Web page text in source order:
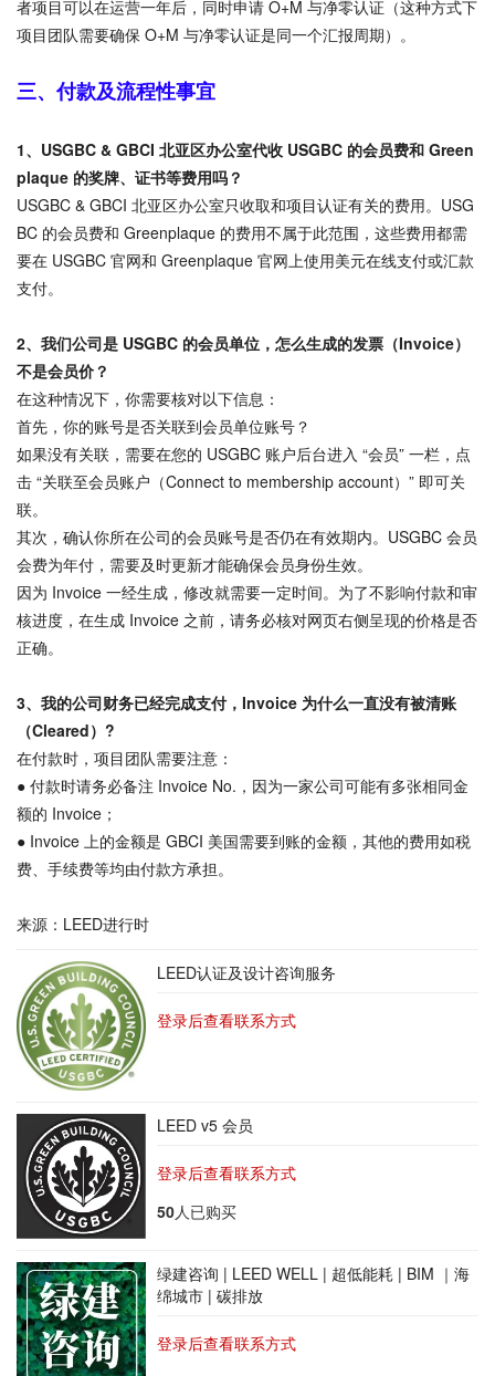
者项目可以在运营一年后，同时申请 O+M 与净零认证（这种方式下
项目团队需要确保 O+M 与净零认证是同一个汇报周期）。
三、付款及流程性事宜
1、 USGBC & GBCI 北亚区办公室代收 USGBC 的会员费和 Green
plaque 的奖牌、证书等费用吗？
USGBC & GBCI 北亚区办公室只收取和项目认证有关的费用。USG
BC 的会员费和 Greenplaque 的费用不属于此范围，这些费用都需
要在 USGBC 官网和 Greenplaque 官网上使用美元在线支付或汇款
支付。
2、 我们公司是 USGBC 的会员单位，怎么生成的发票（Invoice）
不是会员价？
在这种情况下，你需要核对以下信息：
首先，你的账号是否关联到会员单位账号？
如果没有关联，需要在您的 USGBC 账户后台进入 “会员” 一栏，点
击 “关联至会员账户（Connect to membership account）” 即可关
联。
其次，确认你所在公司的会员账号是否仍在有效期内。USGBC 会员
会费为年付，需要及时更新才能确保会员身份生效。
因为 Invoice 一经生成，修改就需要一定时间。为了不影响付款和审
核进度，在生成 Invoice 之前，请务必核对网页右侧呈现的价格是否
正确。
3、 我的公司财务已经完成支付，Invoice 为什么一直没有被清账
（Cleared）?
在付款时，项目团队需要注意：
● 付款时请务必备注 Invoice No.，因为一家公司可能有多张相同金
额的 Invoice；
● Invoice 上的金额是 GBCI 美国需要到账的金额，其他的费用如税
费、手续费等均由付款方承担。
来源：LEED进行时
LEED认证及设计咨询服务
登录后查看联系方式
LEED v5 会员
登录后查看联系方式
50人已购买
绿建咨询 | LEED WELL | 超低能耗 | BIM ｜海
绵城市 | 碳排放
登录后查看联系方式